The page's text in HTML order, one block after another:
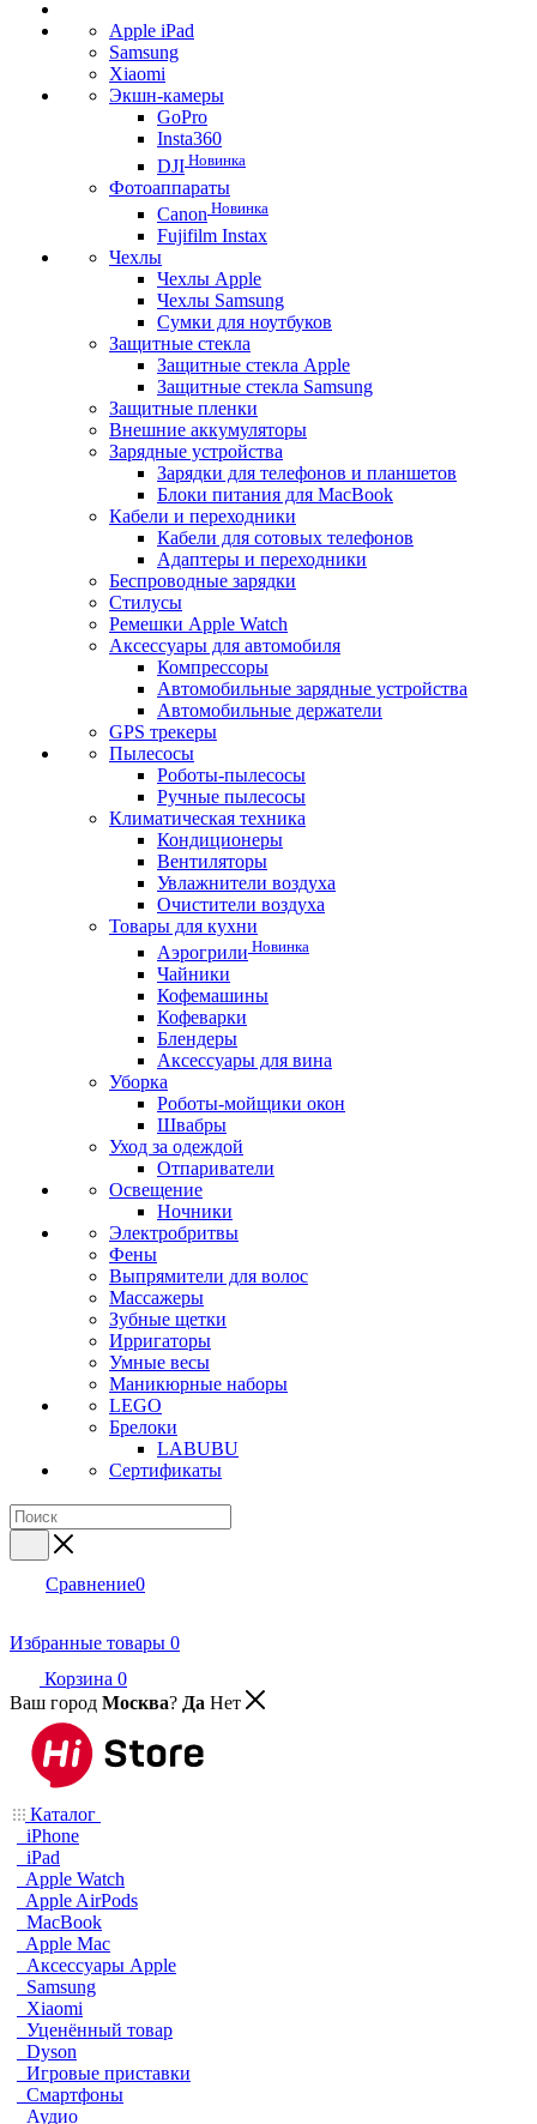
Apple iPad
Samsung
Xiaomi
Экшн-камеры
GoPro
Insta360
DJI Новинка
Фотоаппараты
Canon Новинка
Fujifilm Instax
Чехлы
Чехлы Apple
Чехлы Samsung
Сумки для ноутбуков
Защитные стекла
Защитные стекла Apple
Защитные стекла Samsung
Защитные пленки
Внешние аккумуляторы
Зарядные устройства
Зарядки для телефонов и планшетов
Блоки питания для MacBook
Кабели и переходники
Кабели для сотовых телефонов
Адаптеры и переходники
Беспроводные зарядки
Стилусы
Ремешки Apple Watch
Аксессуары для автомобиля
Компрессоры
Автомобильные зарядные устройства
Автомобильные держатели
GPS трекеры
Пылесосы
Роботы-пылесосы
Ручные пылесосы
Климатическая техника
Кондиционеры
Вентиляторы
Увлажнители воздуха
Очистители воздуха
Товары для кухни
Аэрогрили Новинка
Чайники
Кофемашины
Кофеварки
Блендеры
Аксессуары для вина
Уборка
Роботы-мойщики окон
Швабры
Уход за одеждой
Отпариватели
Освещение
Ночники
Электробритвы
Фены
Выпрямители для волос
Массажеры
Зубные щетки
Ирригаторы
Умные весы
Маникюрные наборы
LEGO
Брелоки
LABUBU
Сертификаты
Сравнение0
Избранные товары 0
Корзина 0
Ваш город Москва? Да Нет
Каталог
iPhone
iPad
Apple Watch
Apple AirPods
MacBook
Apple Mac
Аксессуары Apple
Samsung
Xiaomi
Уценённый товар
Dyson
Игровые приставки
Смартфоны
Аудио